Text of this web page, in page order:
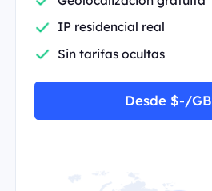
IP residencial real
Sin tarifas ocultas
Desde $-/GB